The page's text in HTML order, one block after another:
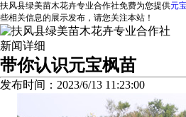
扶风县绿美苗木花卉专业合作社免费为您提供元
些相关信息的展示发布，请您关注本站！
新闻详细
带你认识元宝枫苗
发布时间：2023/6/13 11:23:00